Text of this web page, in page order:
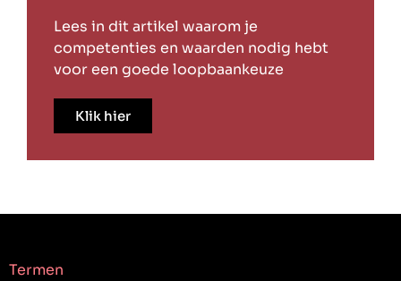
Lees in dit artikel waarom je
competenties en waarden nodig hebt
voor een goede loopbaankeuze
Klik hier
Termen